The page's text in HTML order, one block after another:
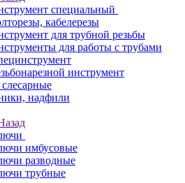
специальный
кабелерезы
для трубной резьбы
для работы с трубами
инструмент
надфили
имбусовые
разводные
трубные